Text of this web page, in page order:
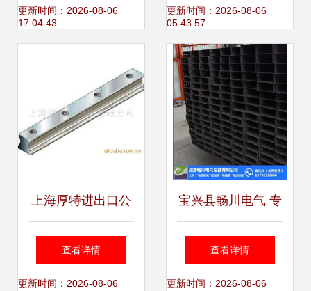
元器件及其他未分
更新时间：2026-08-06
17:04:43
车选购与维修指南
更新时间：2026-08-06
05:43:57
上海厚特进出口公
司 专业五金交电，
连接全球商机
查看详情
更新时间：2026-08-06
宝兴县畅川电气 专
业提供一次性成型
桥架的优质商家
查看详情
更新时间：2026-08-06